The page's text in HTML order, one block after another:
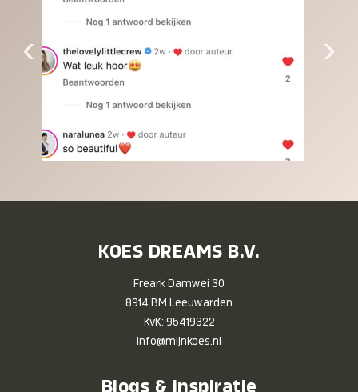
‹ ›
KOES DREAMS B.V.
Freark Damwei 30
8914 BM Leeuwarden
KvK: 95419322
info@mijnkoes.nl
Blogs & inspiratie